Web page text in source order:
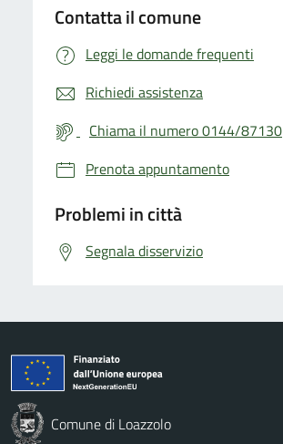
Contatta il comune
Leggi le domande frequenti
Richiedi assistenza
Chiama il numero 0144/87130
Prenota appuntamento
Problemi in città
Segnala disservizio
Comune di Loazzolo